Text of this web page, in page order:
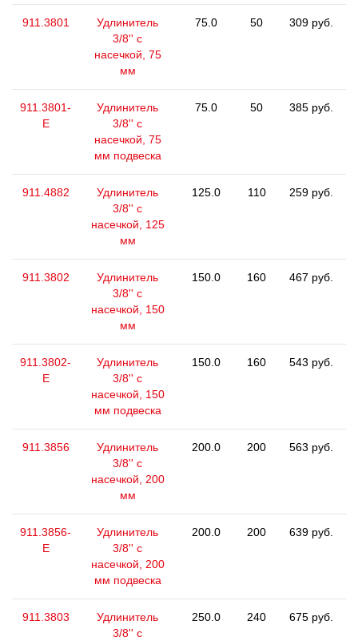
911.3801
Удлинитель
3/8'' с
насечкой, 75
мм
75.0 50 309 руб.
911.3801-
E
Удлинитель
3/8'' с
насечкой, 75
мм подвеска
75.0 50 385 руб.
911.4882
Удлинитель
3/8'' с
насечкой, 125
мм
125.0 110 259 руб.
911.3802
Удлинитель
3/8'' с
насечкой, 150
мм
150.0 160 467 руб.
911.3802-
E
Удлинитель
3/8'' с
насечкой, 150
мм подвеска
150.0 160 543 руб.
911.3856
Удлинитель
3/8'' с
насечкой, 200
мм
200.0 200 563 руб.
911.3856-
E
Удлинитель
3/8'' с
насечкой, 200
мм подвеска
200.0 200 639 руб.
911.3803
Удлинитель
3/8'' с
250.0 240 675 руб.